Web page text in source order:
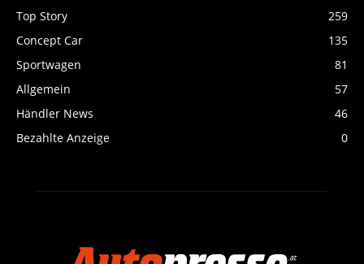
Top Story
259
Concept Car
135
Sportwagen
81
Allgemein
57
Händler News
46
Bezahlte Anzeige
0